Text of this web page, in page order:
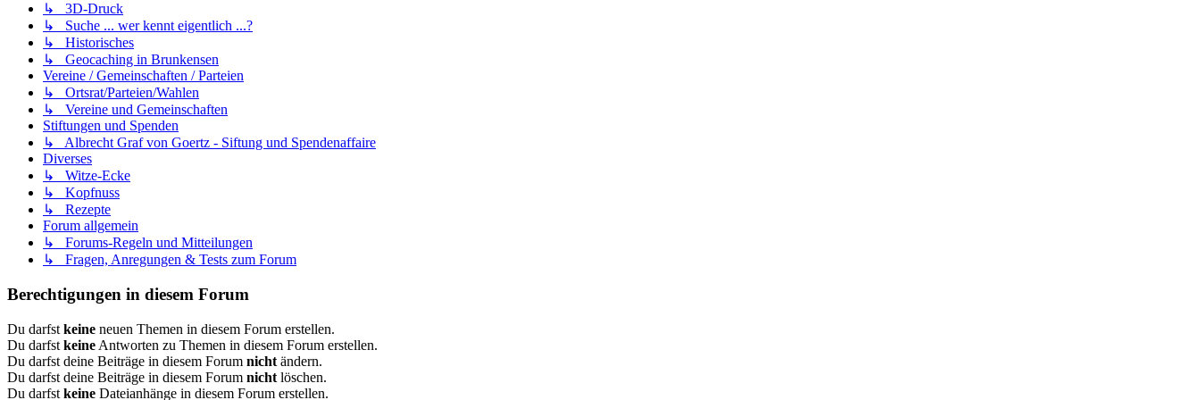
↳ 3D-Druck
↳ Suche ... wer kennt eigentlich ...?
↳ Historisches
↳ Geocaching in Brunkensen
Vereine / Gemeinschaften / Parteien
↳ Ortsrat/Parteien/Wahlen
↳ Vereine und Gemeinschaften
Stiftungen und Spenden
↳ Albrecht Graf von Goertz - Siftung und Spendenaffaire
Diverses
↳ Witze-Ecke
↳ Kopfnuss
↳ Rezepte
Forum allgemein
↳ Forums-Regeln und Mitteilungen
↳ Fragen, Anregungen & Tests zum Forum
Berechtigungen in diesem Forum
Du darfst keine neuen Themen in diesem Forum erstellen.
Du darfst keine Antworten zu Themen in diesem Forum erstellen.
Du darfst deine Beiträge in diesem Forum nicht ändern.
Du darfst deine Beiträge in diesem Forum nicht löschen.
Du darfst keine Dateianhänge in diesem Forum erstellen.